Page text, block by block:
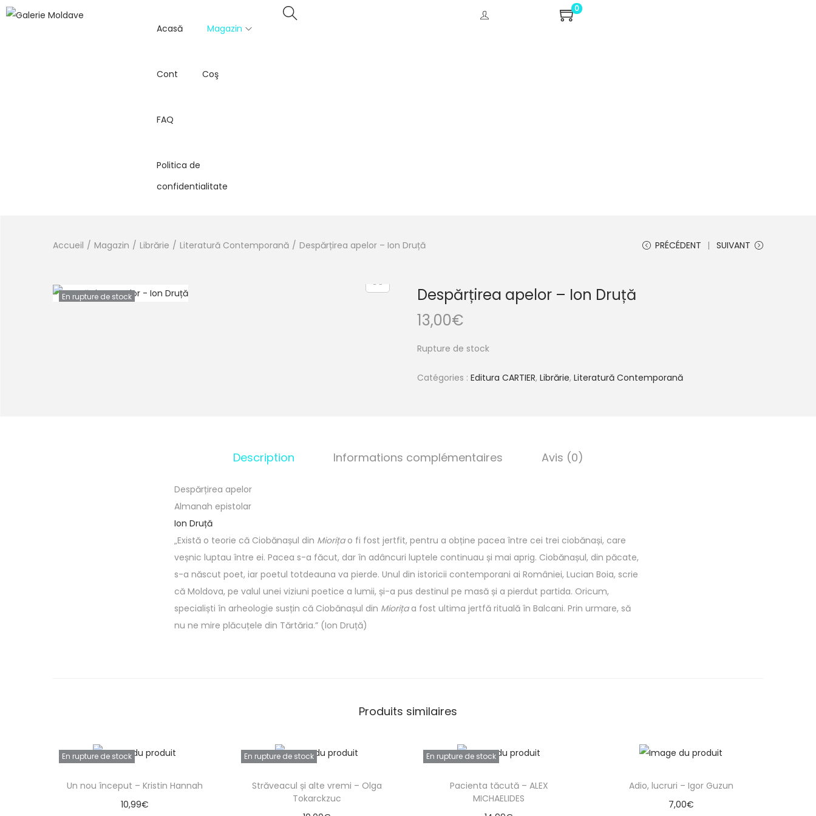
Acasă Magazin
Cont Coş
FAQ
Politica de
confidentialitate
0
Accueil / Magazin / Librărie / Literatură Contemporană / Despărțirea apelor – Ion Druță PRÉCÉDENT SUIVANT
En rupture de stock
Despărțirea apelor – Ion Druță
13,00€
Rupture de stock
Catégories : Editura CARTIER, Librărie, Literatură Contemporană
Description Informations complémentaires Avis (0)
Despărțirea apelor
Almanah epistolar
Ion Druță
„Există o teorie că Ciobănașul din Miorițao fi fost jertfit, pentru a obține pacea între cei trei ciobănași, care
veșnic luptau între ei. Pacea s-a făcut, dar în adâncuri luptele continuau și mai aprig. Ciobănașul, din păcate,
s-a născut poet, iar poetul totdeauna va pierde. Unul din istoricii contemporani ai României, Lucian Boia, scrie
că Moldova, pe valul unei viziuni poetice a lumii, și-a pus destinul pe masă și a pierdut partida. Oricum,
specialiști în arheologie susțin că Ciobănașul din Miorița a fost ultima jertfă rituală în Balcani. Prin urmare, să
nu ne mire plăcuțele din Tărtăria.” (Ion Druță)
Produits similaires
En rupture de stock
Un nou început – Kristin Hannah
10,99€
En rupture de stock
Străveacul și alte vremi – Olga
Tokarckzuc
En rupture de stock
Pacienta tăcută – ALEX
MICHAELIDES
Adio, lucruri – Igor Guzun
7,00€